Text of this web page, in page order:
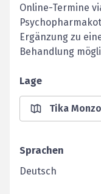
Online-Termine
Ergänzung zu
Behandlung
Lage
Tika
Sprachen
Deutsch